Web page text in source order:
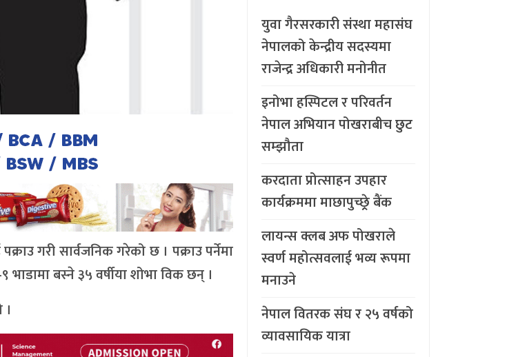
गरी सार्वजनिक गरेको छ । पक्राउ पर्नेमा
बस्ने ३५ वर्षीया शोभा विक छन् ।
युवा गैरसरकारी संस्था महासंघ
नेपालको केन्द्रीय सदस्यमा
राजेन्द्र अधिकारी मनोनीत
इनोभा हस्पिटल र परिवर्तन
नेपाल अभियान पोखराबीच छुट
सम्झौता
करदाता प्रोत्साहन उपहार
कार्यक्रममा माछापुच्छ्र्रे बैंक
लायन्स क्लब अफ पोखराले
स्वर्ण महोत्सवलाई भव्य रूपमा
मनाउने
नेपाल वितरक संघ र २५ वर्षको
व्यावसायिक यात्रा